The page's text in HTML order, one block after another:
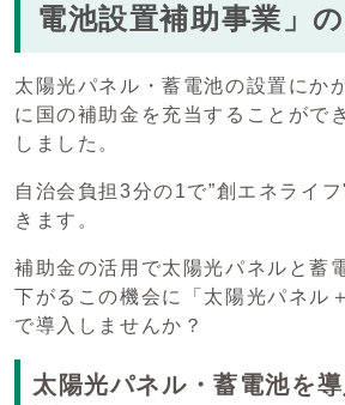
電池設置補助事業」
太陽光パネル・蓄電池の設置にか
に国の補助金を充当することがで
しました。
自治会負担3分の1で”創エネライ
きます。
補助金の活用で太陽光パネルと蓄
下がるこの機会に「太陽光パネル
で導入しませんか？
太陽光パネル・蓄電池を